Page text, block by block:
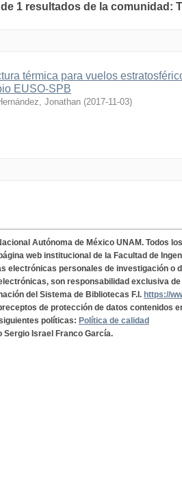
1 resultados de la comunidad:
térmica para vuelos
EUSO-SPB
Jonathan (2017-11-03)
Autónoma de México UNAM. Todos
web institucional de la Facultad de
electrónicas personales de investigación o
son responsabilidad exclusiva
del Sistema de Bibliotecas F.I. https://
de protección de datos contenidos
políticas: Política de calidad
Israel Franco García.